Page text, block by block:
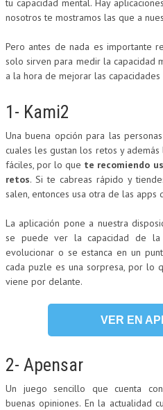
tu capacidad mental. Hay
nosotros te mostramos las que a
Pero antes de nada es importante
solo sirven para medir la capacidad
a la hora de mejorar las
1- Kami2
Una buena opción para las
cuales les gustan los retos y
fáciles, por lo que te recomiendo
retos. Si te cabreas rápido y
salen, entonces usa otra de las apps
La aplicación pone a nuestra
se puede ver la capacidad de
evolucionar o se estanca en un
cada puzle es una sorpresa, por lo
viene por delante.
VER EN
2- Apensar
Un juego sencillo que cuenta
buenas opiniones. En la actualidad